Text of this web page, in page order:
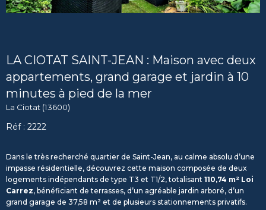
LA CIOTAT SAINT-JEAN : Maison avec deux
appartements, grand garage et jardin à 10
minutes à pied de la mer
La Ciotat (13600)
Réf : 2222
Dans le très recherché quartier de Saint-Jean, au calme absolu d’une
impasse résidentielle, découvrez cette maison composée de deux
logements indépendants de type T3 et T1/2, totalisant 110,74 m² Loi
Carrez, bénéficiant de terrasses, d’un agréable jardin arboré, d’un
grand garage de 37,58 m² et de plusieurs stationnements privatifs.